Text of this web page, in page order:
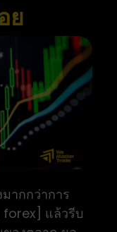
ย
ากกว่าการ
แล้วรีบ